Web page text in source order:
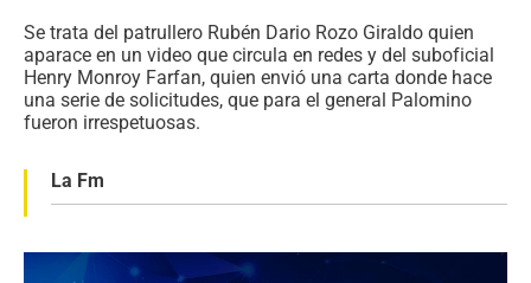
Se trata del patrullero Rubén Dario Rozo Giraldo quien
aparace en un video que circula en redes y del suboficial
Henry Monroy Farfan, quien envió una carta donde hace
una serie de solicitudes, que para el general Palomino
fueron irrespetuosas.
La Fm